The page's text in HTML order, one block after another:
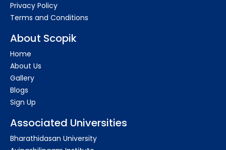
Privacy Policy
Terms and Conditions
About Scopik
Home
About Us
Gallery
Blogs
Sign Up
Associated Universities
Bharathidasan University